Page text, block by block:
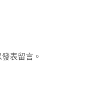
發表留言。